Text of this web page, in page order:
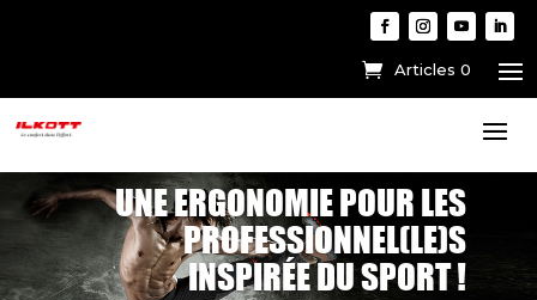
Articles 0
UNE ERGONOMIE POUR LES
PROFESSIONNEL(LE)S
INSPIRÉE DU SPORT !